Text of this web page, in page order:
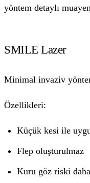
yöntem detaylı
SMILE Lazer
Minimal invaziv
Özellikleri:
Küçük kesi ile
Flep oluşturulmaz
Kuru göz riski